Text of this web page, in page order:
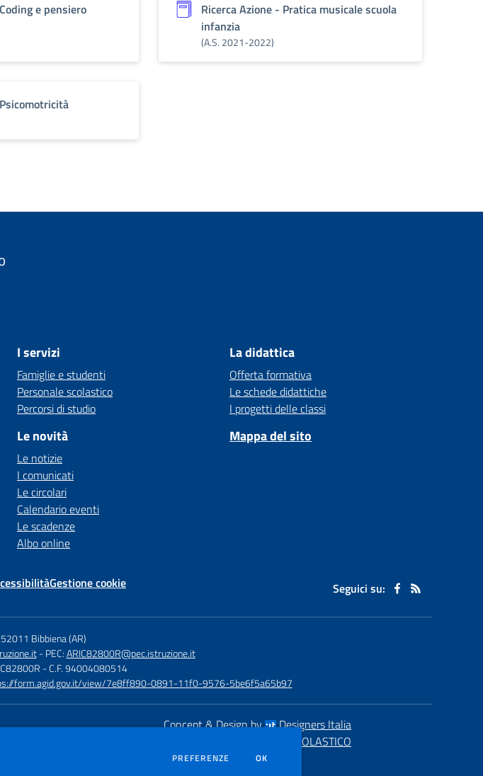
e pensiero
Ricerca Azione - Pratica musicale scuola
infanzia
(A.S. 2021-2022)
I servizi
Famiglie e studenti
Personale scolastico
Percorsi di studio
Le novità
Le notizie
I comunicati
Le circolari
Calendario eventi
Le scadenze
Albo online
La didattica
Offerta formativa
Le schede didattiche
I progetti delle classi
Mappa del sito
Gestione cookie Seguici su:
52011 Bibbiena (AR)
- PEC:ARIC82800R@pec.istruzione.it
- C.F. 94004080514
form.agid.gov.it/view/7e8ff890-0891-11f0-9576-5be6f5a65b97
Concept & Design by
Designers Italia
SCUOLASTICO
PREFERENZE DEI COOKIE
OK